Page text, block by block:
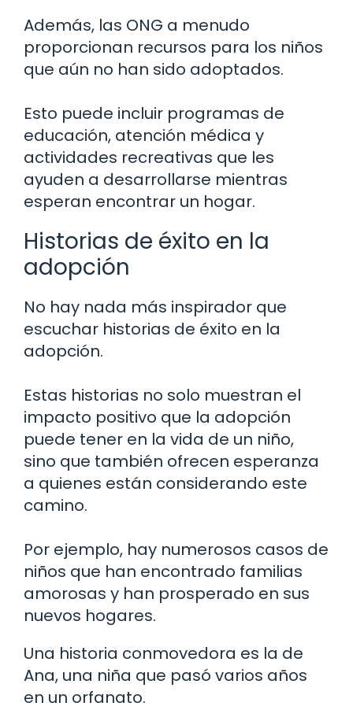
Además, las ONG a menudo
proporcionan recursos para los niños
que aún no han sido adoptados.
Esto puede incluir programas de
educación, atención médica y
actividades recreativas que les
ayuden a desarrollarse mientras
esperan encontrar un hogar.
Historias de éxito en la
adopción
No hay nada más inspirador que
escuchar historias de éxito en la
adopción.
Estas historias no solo muestran el
impacto positivo que la adopción
puede tener en la vida de un niño,
sino que también ofrecen esperanza
a quienes están considerando este
camino.
Por ejemplo, hay numerosos casos de
niños que han encontrado familias
amorosas y han prosperado en sus
nuevos hogares.
Una historia conmovedora es la de
Ana, una niña que pasó varios años
en un orfanato.